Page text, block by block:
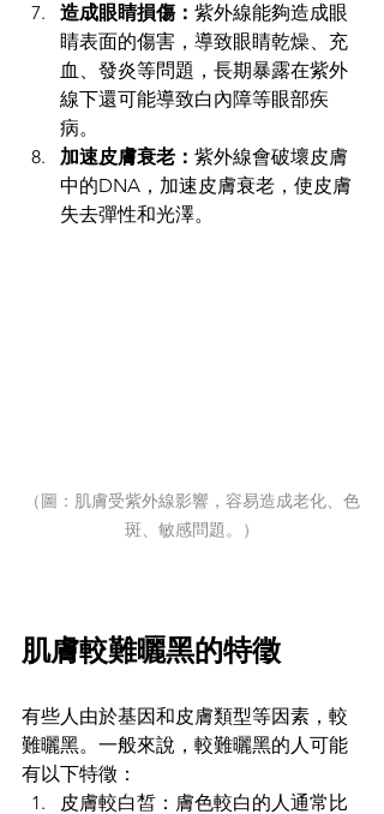
造成眼睛損傷： 紫外線能夠造成眼
睛表面的傷害，導致眼睛乾燥、充
血、發炎等問題，長期暴露在紫外
線下還可能導致白內障等眼部疾
病。
加速皮膚衰老： 紫外線會破壞皮膚
中的DNA，加速皮膚衰老，使皮膚
失去彈性和光澤。
（圖：肌膚受紫外線影響，容易造成老化、色
斑、敏感問題。）
肌膚較難曬黑的特徵
有些人由於基因和皮膚類型等因素，較
難曬黑。一般來說，較難曬黑的人可能
有以下特徵：
皮膚較白皙：膚色較白的人通常比